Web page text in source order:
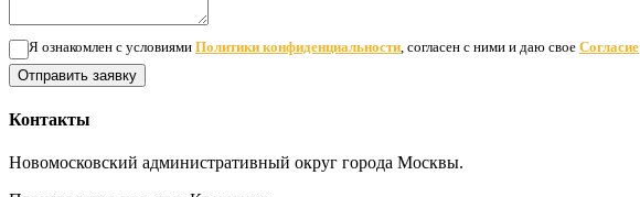
Я ознакомлен с условиями Политики конфиденциальности , согласен с ними и даю свое Согласие
Отправить заявку
Контакты
Новомосковский административный округ города Москвы.